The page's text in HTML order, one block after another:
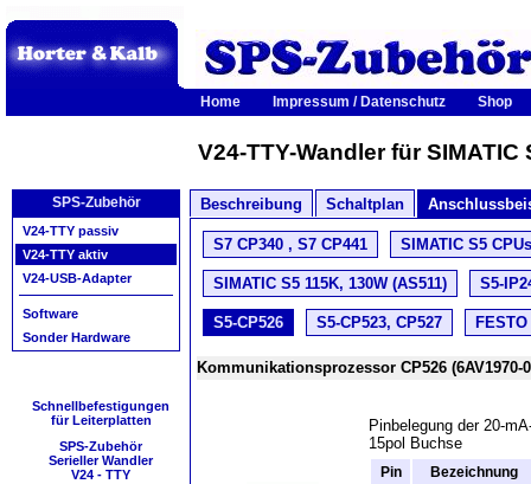
Home Impressum / Datenschutz Shop
V24-TTY-Wandler für SIMATIC
Beschreibung Schaltplan
SPS-Zubehör
V24-TTY passiv
V24-TTY aktiv
V24-USB-Adapter
Software
Sonder Hardware
Schnellbefestigungen
für Leiterplatten
SPS-Zubehör
Serieller Wandler
V24 - TTY
S7 CP340 , S7 CP441 SIMATIC S5
SIMATIC S5 115K, 130W (AS511) S5-
S5-CP526 S5-CP523, CP527
Kommunikationsprozessor CP526 (6AV1970-
Pinbelegung der 20-
15pol Buchse
Pin
Bezeichnung